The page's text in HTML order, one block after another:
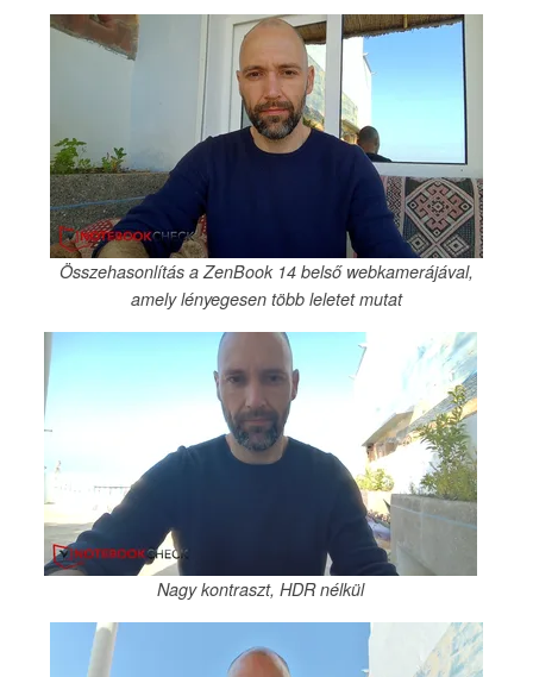
Összehasonlítás a ZenBook 14 belső webkamerájával,
amely lényegesen több leletet mutat
Nagy kontraszt, HDR nélkül